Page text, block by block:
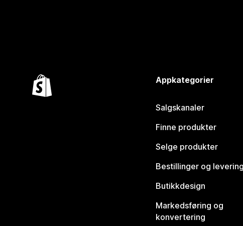
Appkategorier
Salgskanaler
Finne produkter
Selge produkter
Bestillinger og levering
Butikkdesign
Markedsføring og
konvertering